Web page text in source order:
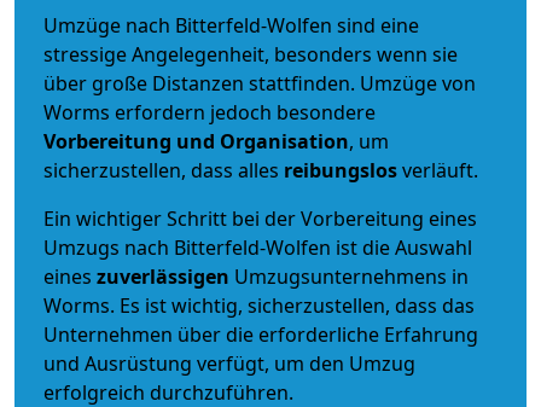
Umzüge nach Bitterfeld-Wolfen sind eine
stressige Angelegenheit, besonders wenn sie
über große Distanzen stattfinden. Umzüge von
Worms erfordern jedoch besondere
Vorbereitung und Organisation, um
sicherzustellen, dass alles reibungslosverläuft.
Ein wichtiger Schritt bei der Vorbereitung eines
Umzugs nach Bitterfeld-Wolfen ist die Auswahl
eines zuverlässigen Umzugsunternehmens in
Worms. Es ist wichtig, sicherzustellen, dass das
Unternehmen über die erforderliche Erfahrung
und Ausrüstung verfügt, um den Umzug
erfolgreich durchzuführen.